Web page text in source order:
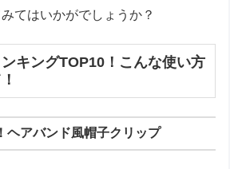
てはいかがでしょうか？
キングTOP10！こんな使い方
ヘアバンド風帽子クリップ